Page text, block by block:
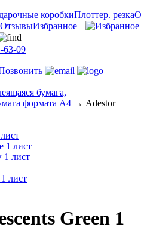
коробкиПлоттер. резкаО
ОтзывыИзбранное
63-09
бумага,
формата А4 → Adestor
Green 1